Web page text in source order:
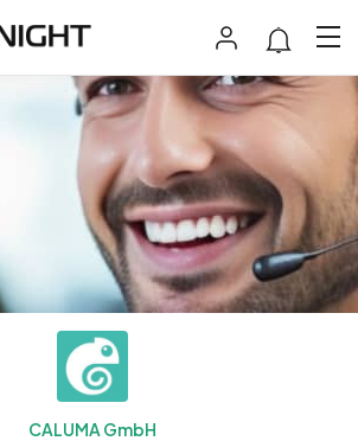
CALUMA GmbH